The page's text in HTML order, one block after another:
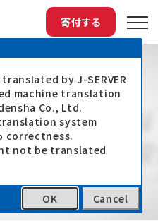
寄付する
by J-SERVER
machine translation
Co., Ltd.
system
correctness.
not be translated
OK Cancel